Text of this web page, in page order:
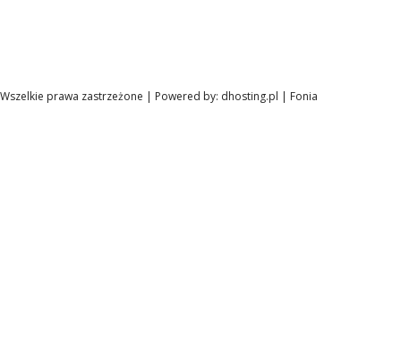
Wszelkie prawa zastrzeżone | Powered by: dhosting.pl | Fonia